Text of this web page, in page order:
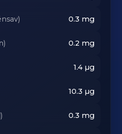
0.3 mg
0.2 mg
1.4µg
10.3 µg
0.3 mg